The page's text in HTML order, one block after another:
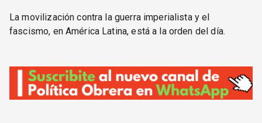
La movilización contra la guerra imperialista y el
fascismo, en América Latina, está a la orden del día.